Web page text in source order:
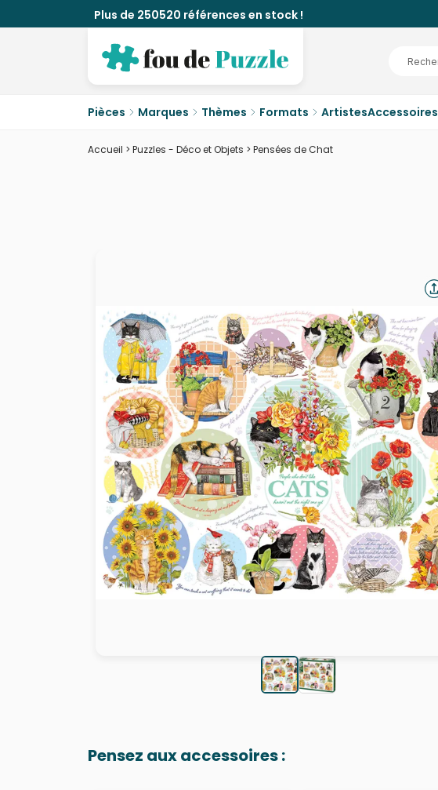
Plus de 250520 références en stock !
Pièces Marques Thèmes Formats ArtistesAccessoires
Accueil > Puzzles - Déco et Objets > Pensées de Chat
Pensez aux accessoires :